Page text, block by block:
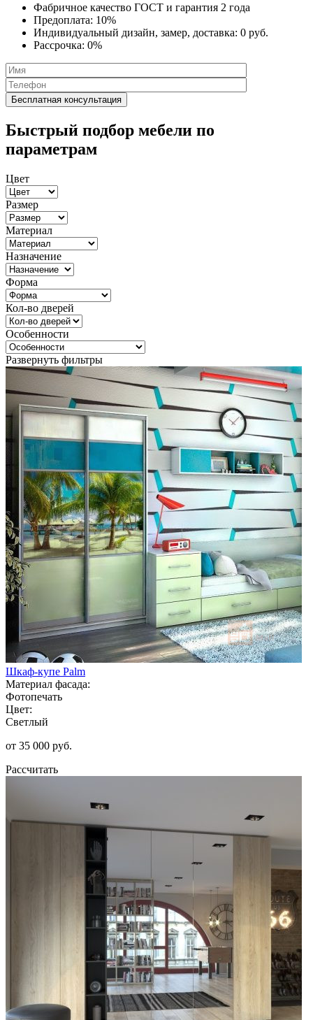
Фабричное качество ГОСТ и гарантия 2 года
Предоплата: 10%
Индивидуальный дизайн, замер, доставка: 0 руб.
Рассрочка: 0%
Быстрый подбор мебели по
параметрам
Цвет
Размер
Материал
Назначение
Форма
Кол-во дверей
Особенности
Развернуть фильтры
Шкаф-купе Palm
Материал фасада:
Фотопечать
Цвет:
Светлый
от 35 000 руб.
Рассчитать